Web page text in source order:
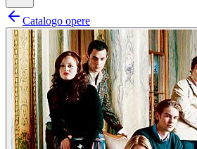
Catalogo opere